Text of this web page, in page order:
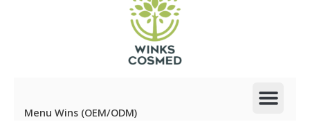
Menu Wins (OEM/ODM)